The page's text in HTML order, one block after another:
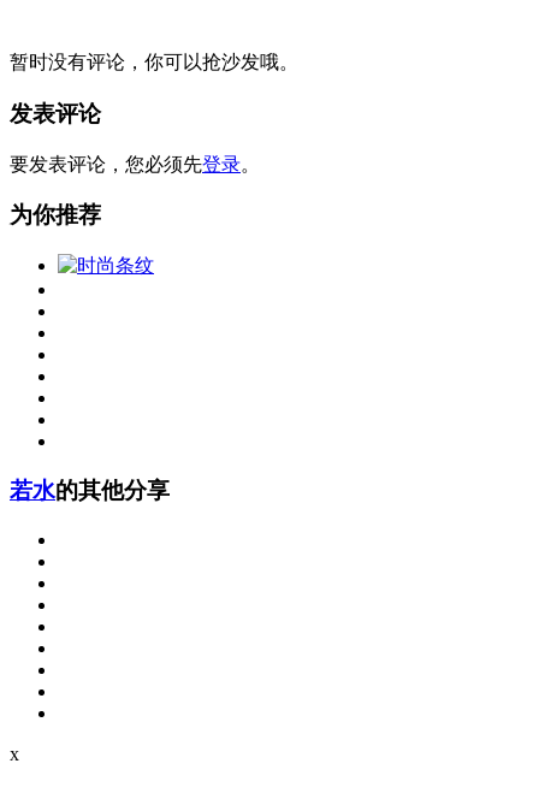
暂时没有评论，你可以抢沙发哦。
发表评论
要发表评论，您必须先登录。
为你推荐
若水的其他分享
x